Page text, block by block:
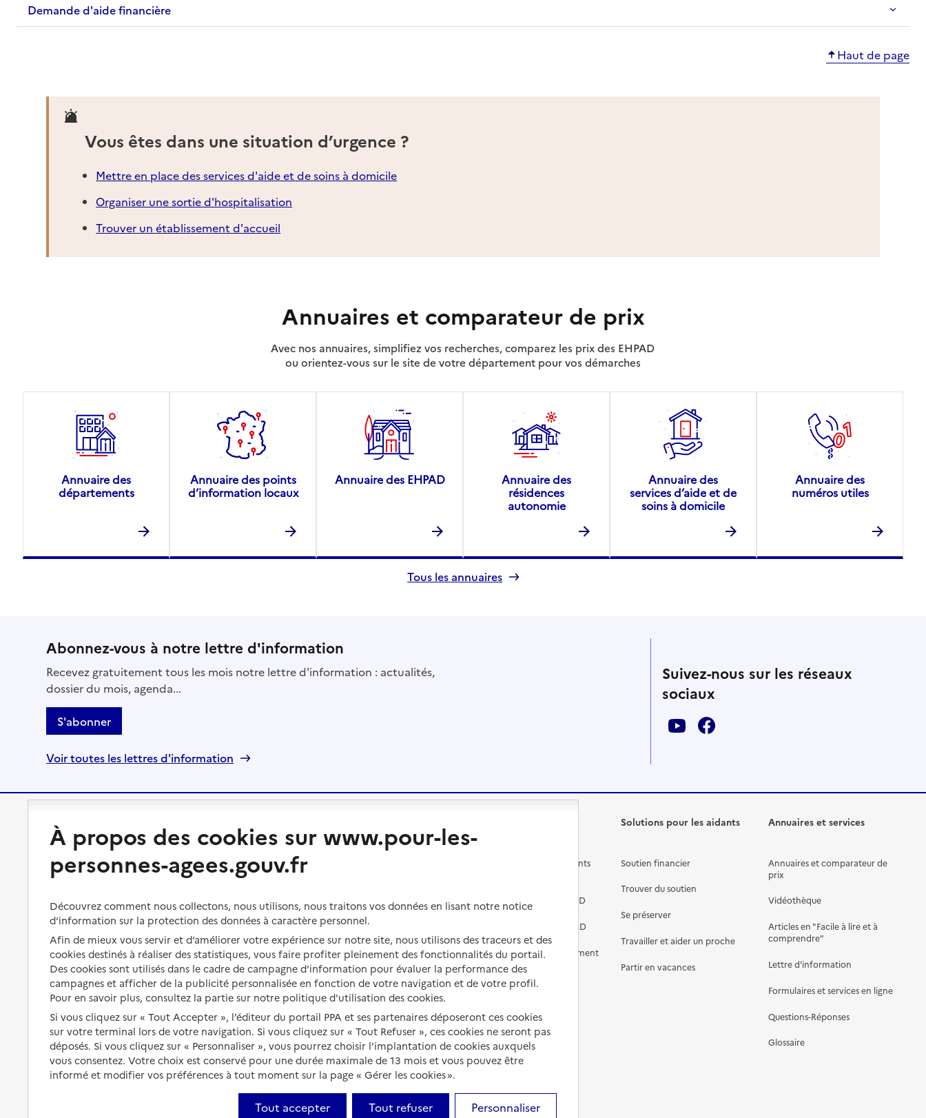
Demande d'aide financière
Haut de page
Vous êtes dans une situation d’urgence ?
Mettre en place des services d'aide et de soins à domicile
Organiser une sortie d'hospitalisation
Trouver un établissement d'accueil
Annuaires et comparateur de prix
Avec nos annuaires, simplifiez vos recherches, comparez les prix des EHPAD
ou orientez-vous sur le site de votre département pour vos démarches
Annuaire des
départements
Annuaire des points
d’information locaux
Annuaire des EHPAD
Annuaire des
résidences
autonomie
Annuaire des
services d’aide et de
soins à domicile
Annuaire des
numéros utiles
Tous les annuaires
Abonnez-vous à notre lettre d'information
Recevez gratuitement tous les mois notre lettre d'information : actualités,
dossier du mois, agenda...
S'abonner
Voir toutes les lettres d'information
Suivez-nous sur les réseaux
sociaux
Perte d'autonomie : évaluation
et droits
Aménager son logement et
s'équiper
Préserver son autonomie et sa
Organiser à l'avance sa propre
protection
Les mesures de protection
Les obligations de la famille
À qui s’adresser ?
Bénéficier d'aide à domicile
Aides financières
Solutions d'accueil temporaire
Partager son logement
Vivre à domicile avec une
maladie ou un handicap
Être hospitalisé
Fin de vie à domicile
services pour seniors
Vivre chez un proche
Vivre en accueil familial
Autres solutions de logement
Les différents établissements
Préparer l'entrée en EHPAD
Aides financières en EHPAD
Prévention, accompagnement
Comprendre les prix en
Droits en EHPAD
Fin de vie en EHPAD
Solutions pour les aidants
Soutien financier
Trouver du soutien
Se préserver
Travailler et aider un proche
Partir en vacances
Annuaires et services
Annuaires et comparateur de
prix
Vidéothèque
Articles en "Facile à lire et à
comprendre"
Lettre d'information
Formulaires et services en ligne
Questions-Réponses
Glossaire
À propos des cookies sur www.pour-les-
personnes-agees.gouv.fr
Découvrez comment nous collectons, nous utilisons, nous traitons vos données en lisant notre notice
d’information sur la protection des données à caractère personnel.
Afin de mieux vous servir et d’améliorer votre expérience sur notre site, nous utilisons des traceurs et des
cookies destinés à réaliser des statistiques, vous faire profiter pleinement des fonctionnalités du portail.
Des cookies sont utilisés dans le cadre de campagne d’information pour évaluer la performance des
campagnes et afficher de la publicité personnalisée en fonction de votre navigation et de votre profil.
Pour en savoir plus, consultez la partie sur notre politique d'utilisation des cookies.
Si vous cliquez sur « Tout Accepter », l’éditeur du portail PPA et ses partenaires déposeront ces cookies
sur votre terminal lors de votre navigation. Si vous cliquez sur « Tout Refuser », ces cookies ne seront pas
déposés. Si vous cliquez sur « Personnaliser », vous pourrez choisir l’implantation de cookies auxquels
vous consentez. Votre choix est conservé pour une durée maximale de 13 mois et vous pouvez être
informé et modifier vos préférences à tout moment sur la page « Gérer les cookies ».
Tout accepter Tout refuser Personnaliser